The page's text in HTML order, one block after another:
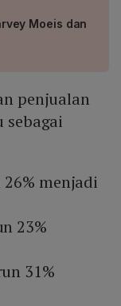
Moeis dan
penjualan
sebagai
menjadi
23%
31%